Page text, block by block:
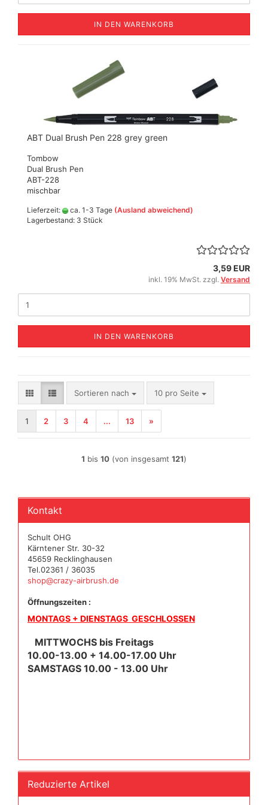
IN DEN WARENKORB
ABT Dual Brush Pen 228 grey green
Tombow
Dual Brush Pen
ABT-228
mischbar
Lieferzeit: ca. 1-3 Tage (Ausland abweichend)
Lagerbestand: 3 Stück
3,59 EUR
inkl. 19% MwSt. zzgl. Versand
IN DEN WARENKORB
Sortieren nach
Sortieren nach 10 pro Seite
pro Seite
1 2 3 4 ... 13 »
1 bis 10 (von insgesamt 121)
Kontakt
Schult OHG
Kärntener Str. 30-32
45659 Recklinghausen
Tel.02361 / 36035
shop@crazy-airbrush.de
Öffnungszeiten :
MONTAGS + DIENSTAGS GESCHLOSSEN
MITTWOCHS bis Freitags
10.00-13.00 + 14.00-17.00 Uhr
SAMSTAGS 10.00 - 13.00 Uhr
Reduzierte Artikel